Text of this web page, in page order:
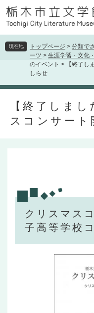
ー
の
。
ニ
ー
て
現在地 トップページ > 分類で
ーツ > 生涯学習・文化
のイベント >
【終了し
しらせ
【終了しま
スコンサート
クリスマス
子高等学校